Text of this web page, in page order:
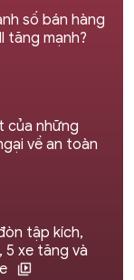
số bán hàng
tăng mạnh?
của những
về an toàn
tập kích,
5 xe tăng và